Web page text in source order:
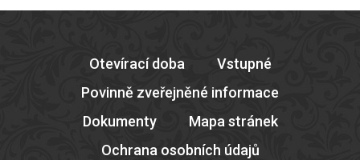
Otevírací doba
Vstupné
Povinně zveřejněné informace
Dokumenty
Mapa stránek
Ochrana osobních údajů